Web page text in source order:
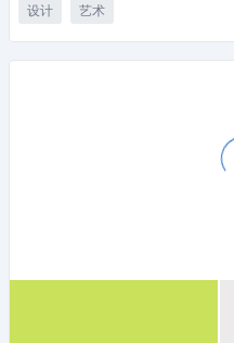
设计 艺术